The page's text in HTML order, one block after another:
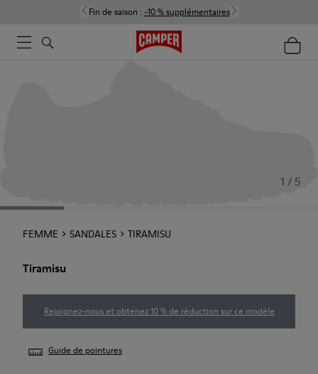
Fin de saison : -10 % supplémentaires
1 / 5
FEMME SANDALES TIRAMISU
Tiramisu
Rejoignez-nous et obtenez 10 % de réduction sur ce modèle
Guide de pointures